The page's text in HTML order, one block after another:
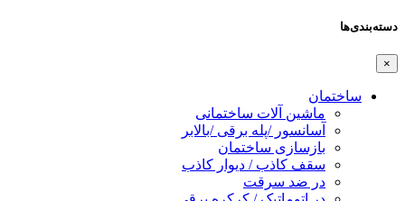
دسته‌بندی‌ها
×
ساختمان
ماشین آلات ساختمانی
آسانسور /پله برقی /بالابر
بازسازی ساختمان
سقف کاذب / دیوار کاذب
در ضد سرقت